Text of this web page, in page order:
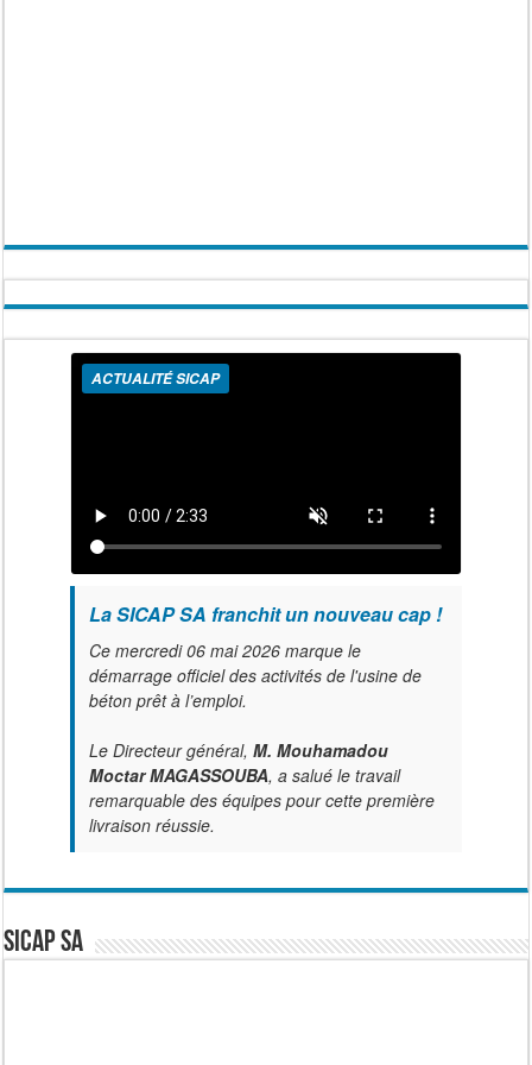
ACTUALITÉ SICAP
La SICAP SA franchit un nouveau cap !
Ce mercredi 06 mai 2026 marque le
démarrage officiel des activités de l'usine de
béton prêt à l’emploi.
Le Directeur général, M. Mouhamadou
Moctar MAGASSOUBA, a salué le travail
remarquable des équipes pour cette première
livraison réussie.
SICAP SA